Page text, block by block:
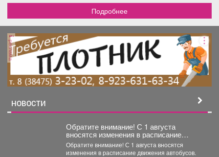
Подробнее
реклама
НОВОСТИ
Обратите внимание! С 1 августа
вносятся изменения в расписание
движения автобусов.
Обратите внимание! С 1 августа вносятся
изменения в расписание движения автобусов.